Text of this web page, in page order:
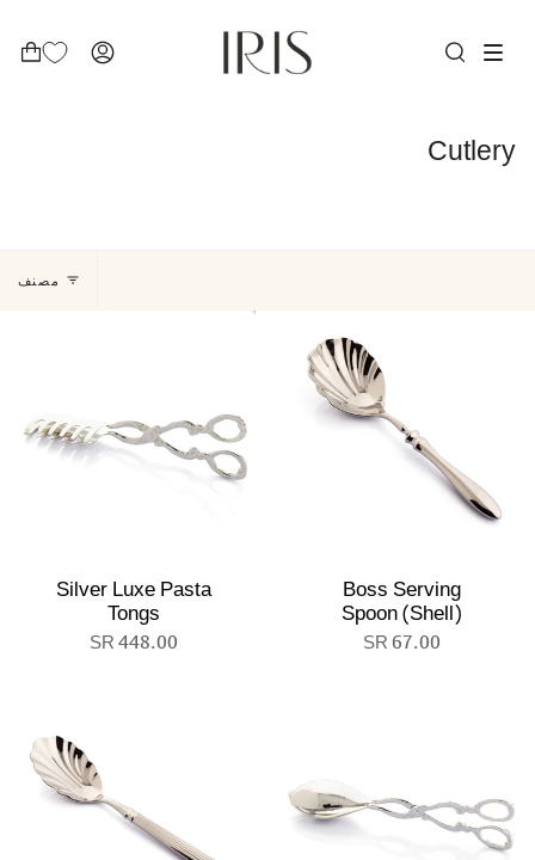
content
بحث ACCOUNT
Cutlery
مصنف
Boss Serving
Spoon (Shell)
67.00 SR
Silver Luxe Pasta
Tongs
448.00 SR